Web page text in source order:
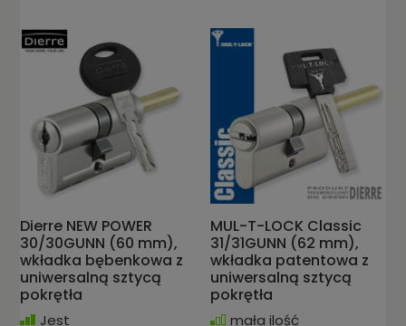
Dierre NEW POWER
30/30GUNN (60 mm),
wkładka bębenkowa z
uniwersalną sztycą
pokrętła
Jest
MUL-T-LOCK Classic
31/31GUNN (62 mm),
wkładka patentowa z
uniwersalną sztycą
pokrętła
mała ilość